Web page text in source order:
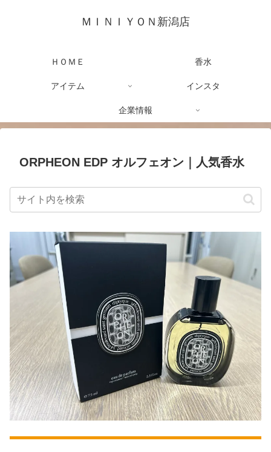
ＭＩＮＩＹＯＮ新潟店
ＨＯＭＥ 香水
アイテム インスタ
企業情報
ORPHEON EDP オルフェオン｜人気香水